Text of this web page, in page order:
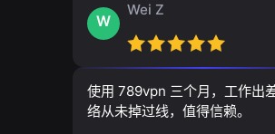
W
Wei Z
使用 789vpn 三个月，工作出
络从未掉过线，值得信赖。